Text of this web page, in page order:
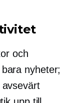
och
nyheter;